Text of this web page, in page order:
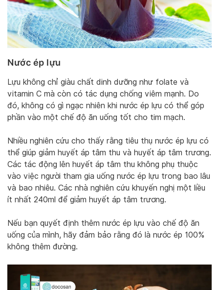
Nước ép lựu
Lựu không chỉ giàu chất dinh dưỡng như folate và
vitamin C mà còn có tác dụng chống viêm mạnh. Do
đó, không có gì ngạc nhiên khi nước ép lựu có thể góp
phần vào một chế độ ăn uống tốt cho tim mạch.
Nhiều nghiên cứu cho thấy rằng tiêu thụ nước ép lựu có
thể giúp giảm huyết áp tâm thu và huyết áp tâm trương.
Các tác động lên huyết áp tâm thu không phụ thuộc
vào việc người tham gia uống nước ép lựu trong bao lâu
và bao nhiêu. Các nhà nghiên cứu khuyến nghị một liều
ít nhất 240ml để giảm huyết áp tâm trương.
Nếu bạn quyết định thêm nước ép lựu vào chế độ ăn
uống của mình, hãy đảm bảo rằng đó là nước ép 100%
không thêm đường.